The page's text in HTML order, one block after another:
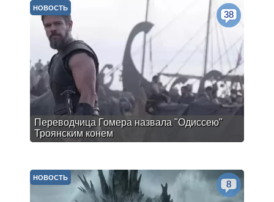
Переводчица Гомера назвала "Одиссею"
Троянским конем
НОВОСТЬ
38
НОВОСТЬ
8